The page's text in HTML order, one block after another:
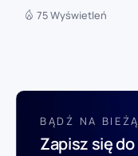
75 Wyświetleń
BĄDŹ NA
Zapisz się